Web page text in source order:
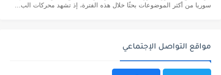
سوريا من أكثر الموضوعات بحثًا خلال هذه الفترة، إذ تشهد محركات الب...
مواقع التواصل الإجتماعي